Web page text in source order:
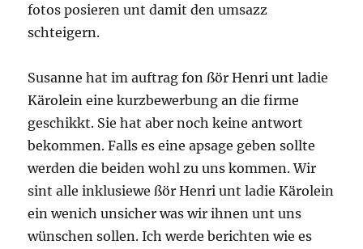
fotos posieren unt damit den umsazz
schteigern.
Susanne hat im auftrag fon ßör Henri unt ladie
Kärolein eine kurzbewerbung an die firme
geschikkt. Sie hat aber noch keine antwort
bekommen. Falls es eine apsage geben sollte
werden die beiden wohl zu uns kommen. Wir
sint alle inklusiewe ßör Henri unt ladie Kärolein
ein wenich unsicher was wir ihnen unt uns
wünschen sollen. Ich werde berichten wie es